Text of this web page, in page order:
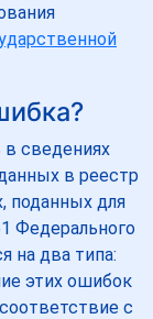
в сведениях
в реестр
поданных для
Федерального
на два типа:
этих ошибок
с